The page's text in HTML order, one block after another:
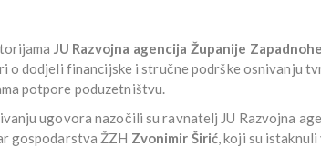
JU Razvojna agencija Županije
o dodjeli financijske i stručne podrške osnivanju
potpore poduzetništvu.
ugovora nazočili su ravnatelj JU Razvojna
gospodarstva ŽZH Zvonimir Širić, koji su